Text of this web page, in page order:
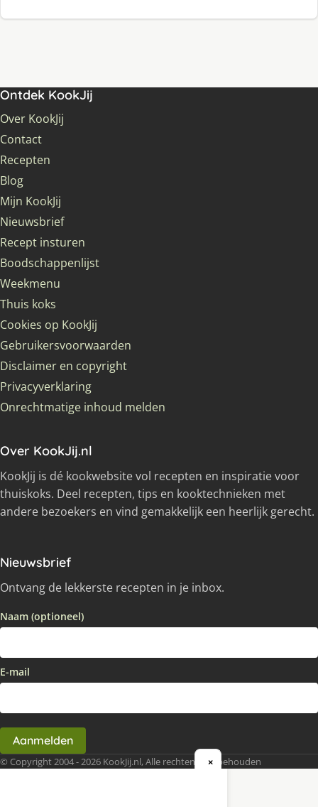
Ontdek KookJij
Over KookJij
Contact
Recepten
Blog
Mijn KookJij
Nieuwsbrief
Recept insturen
Boodschappenlijst
Weekmenu
Thuis koks
Cookies op KookJij
Gebruikersvoorwaarden
Disclaimer en copyright
Privacyverklaring
Onrechtmatige inhoud melden
Over KookJij.nl
KookJij is dé kookwebsite vol recepten en inspiratie voor
thuiskoks. Deel recepten, tips en kooktechnieken met
andere bezoekers en vind gemakkelijk een heerlijk gerecht.
Nieuwsbrief
Ontvang de lekkerste recepten in je inbox.
Naam (optioneel)
E-mail
Aanmelden
© Copyright 2004 - 2026 KookJij.nl, Alle rechten voorbehouden
×